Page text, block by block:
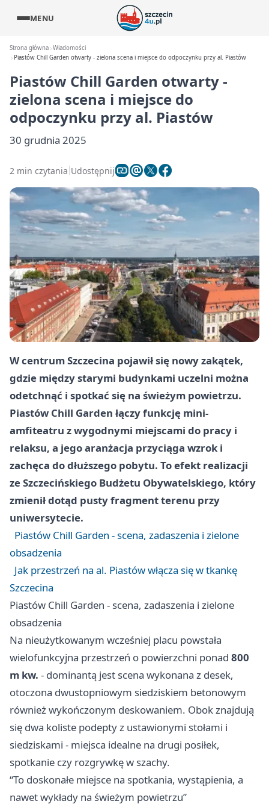
MENU
Strona główna Wiadomości
Piastów Chill Garden otwarty - zielona scena i miejsce do odpoczynku przy al. Piastów
Piastów Chill Garden otwarty -
zielona scena i miejsce do
odpoczynku przy al. Piastów
30 grudnia 2025
2 min czytania Udostępnij
W centrum Szczecina pojawił się nowy zakątek,
gdzie między starymi budynkami uczelni można
odetchnąć i spotkać się na świeżym powietrzu.
Piastów Chill Garden łączy funkcję mini-
amfiteatru z wygodnymi miejscami do pracy i
relaksu, a jego aranżacja przyciąga wzrok i
zachęca do dłuższego pobytu. To efekt realizacji
ze Szczecińskiego Budżetu Obywatelskiego, który
zmienił dotąd pusty fragment terenu przy
uniwersytecie.
Piastów Chill Garden - scena, zadaszenia i zielone
obsadzenia
Jak przestrzeń na al. Piastów włącza się w tkankę
Szczecina
Piastów Chill Garden - scena, zadaszenia i zielone
obsadzenia
Na nieużytkowanym wcześniej placu powstała
wielofunkcyjna przestrzeń o powierzchni ponad 800
m kw. - dominantą jest scena wykonana z desek,
otoczona dwustopniowym siedziskiem betonowym
również wykończonym deskowaniem. Obok znajdują
się dwa koliste podepty z ustawionymi stołami i
siedziskami - miejsca idealne na drugi posiłek,
spotkanie czy rozgrywkę w szachy.
“To doskonałe miejsce na spotkania, wystąpienia, a
nawet wykłady na świeżym powietrzu”